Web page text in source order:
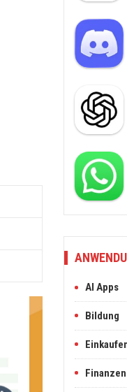
AI Apps
Bildung
Finanzen